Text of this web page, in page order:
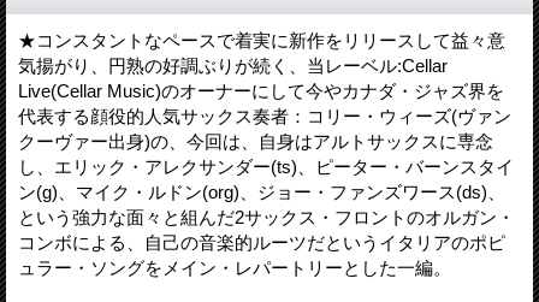
★コンスタントなペースで着実に新作をリリースして益々意
気揚がり、円熟の好調ぶりが続く、当レーベル:Cellar
Live(Cellar Music)のオーナーにして今やカナダ・ジャズ界を
代表する顔役的人気サックス奏者：コリー・ウィーズ(ヴァン
クーヴァー出身)の、今回は、自身はアルトサックスに専念
し、エリック・アレクサンダー(ts)、ピーター・バーンスタイ
ン(g)、マイク・ルドン(org)、ジョー・ファンズワース(ds)、
という強力な面々と組んだ2サックス・フロントのオルガン・
コンボによる、自己の音楽的ルーツだというイタリアのポピ
ュラー・ソングをメイン・レパートリーとした一編。